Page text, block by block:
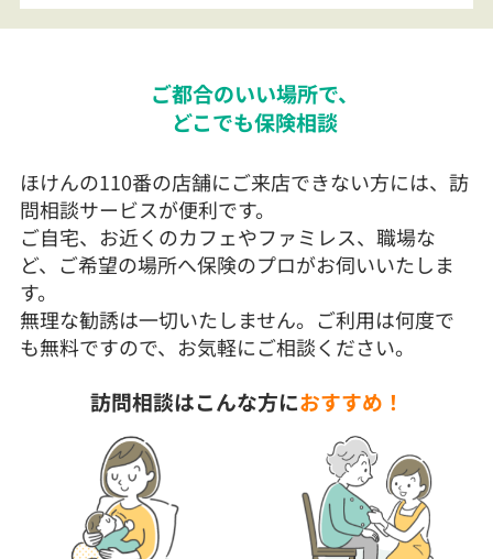
ご都合のいい場所で、
どこでも保険相談
ほけんの110番の店舗にご来店できない方には、訪
問相談サービスが便利です。
ご自宅、お近くのカフェやファミレス、職場な
ど、ご希望の場所へ保険のプロがお伺いいたしま
す。
無理な勧誘は一切いたしません。ご利用は何度で
も無料ですので、お気軽にご相談ください。
訪問相談はこんな方におすすめ！